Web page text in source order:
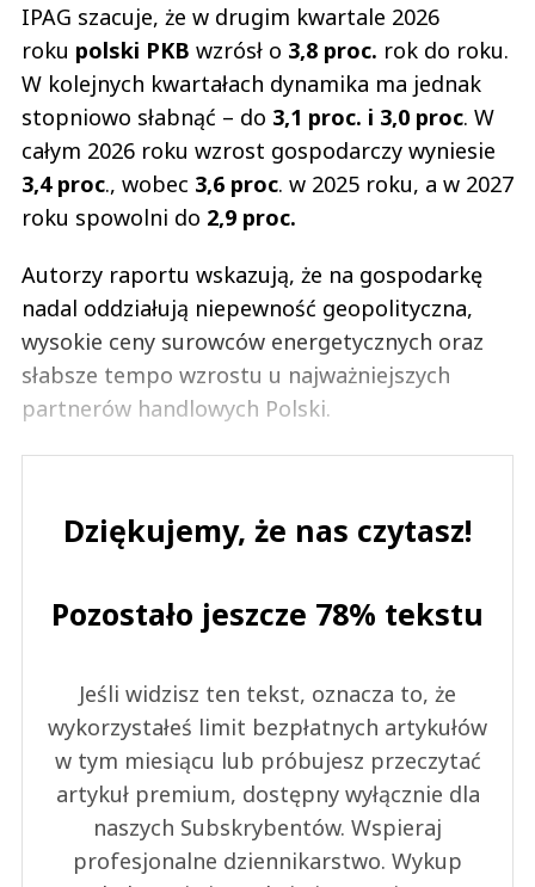
IPAG szacuje, że w drugim kwartale 2026
roku polski PKB wzrósł o 3,8 proc. rok do roku.
W kolejnych kwartałach dynamika ma jednak
stopniowo słabnąć – do 3,1 proc. i 3,0 proc. W
całym 2026 roku wzrost gospodarczy wyniesie
3,4 proc., wobec 3,6 proc. w 2025 roku, a w 2027
roku spowolni do 2,9 proc.
Autorzy raportu wskazują, że na gospodarkę
nadal oddziałują niepewność geopolityczna,
wysokie ceny surowców energetycznych oraz
słabsze tempo wzrostu u najważniejszych
partnerów handlowych Polski.
Dziękujemy, że nas czytasz!
Pozostało jeszcze 78% tekstu
Jeśli widzisz ten tekst, oznacza to, że
wykorzystałeś limit bezpłatnych artykułów
w tym miesiącu lub próbujesz przeczytać
artykuł premium, dostępny wyłącznie dla
naszych Subskrybentów. Wspieraj
profesjonalne dziennikarstwo. Wykup